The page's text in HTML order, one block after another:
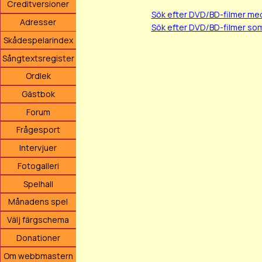
Creditversioner
Adresser
Skådespelarindex
Sångtextsregister
Ordlek
Gästbok
Forum
Frågesport
Intervjuer
Fotogalleri
Spelhall
Månadens spel
Välj färgschema
Donationer
Om webbmastern
Sök efter DVD/BD-filmer
Sök efter DVD/BD-filmer